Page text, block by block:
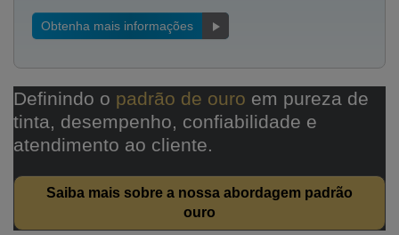
Obtenha mais informações
Definindo o padrão de ouro em pureza de
tinta, desempenho, confiabilidade e
atendimento ao cliente.
Saiba mais sobre a nossa abordagem padrão
ouro